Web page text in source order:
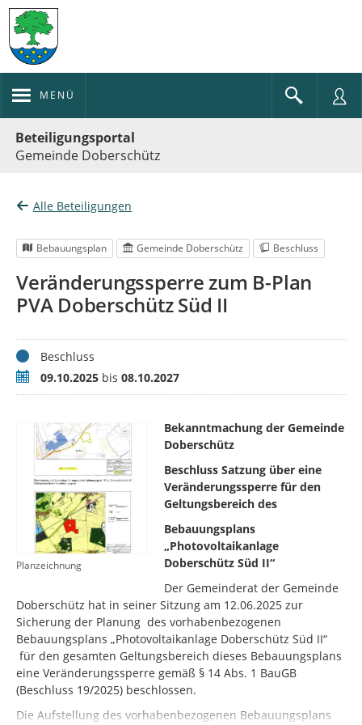
MENÜ
Beteiligungsportal
Gemeinde Doberschütz
Alle Beteiligungen
Bebauungsplan Gemeinde Doberschütz Beschluss
Veränderungssperre zum B-Plan
PVA Doberschütz Süd II
StatusBeschluss
Zeitraum09.10.2025 bis 08.10.2027
Planzeichnung
Bekanntmachung der Gemeinde
Doberschütz
Beschluss Satzung über eine
Veränderungssperre für den
Geltungsbereich des
Bebauungsplans
„Photovoltaikanlage
Doberschütz Süd II“
Der Gemeinderat der Gemeinde
Doberschütz hat in seiner Sitzung am 12.06.2025 zur
Sicherung der Planung des vorhabenbezogenen
Bebauungsplans „Photovoltaikanlage Doberschütz Süd II“
für den gesamten Geltungsbereich dieses Bebauungsplans
eine Veränderungssperre gemäß § 14 Abs. 1 BauGB
(Beschluss 19/2025) beschlossen.
Die Aufstellung des vorhabenbezogenen Bebauungsplans